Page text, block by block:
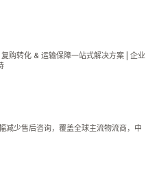
购转化 & 运输保障一站式解决方案 | 企业
减少售后咨询，覆盖全球主流物流商，中